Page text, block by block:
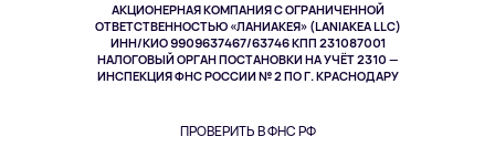
АКЦИОНЕРНАЯ КОМПАНИЯ С ОГРАНИЧЕННОЙ
ОТВЕТСТВЕННОСТЬЮ «ЛАНИАКЕЯ» (LANIAKEA LLC)
ИНН/КИО 9909637467/63746 КПП 231087001
НАЛОГОВЫЙ ОРГАН ПОСТАНОВКИ НА УЧЁТ 2310 —
ИНСПЕКЦИЯ ФНС РОССИИ № 2 ПО Г. КРАСНОДАРУ
ПРОВЕРИТЬ В ФНС РФ
Здоровье питомцев
Одежда и аксессуары